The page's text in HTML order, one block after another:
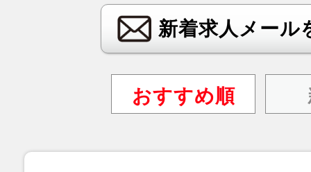
新着求人メール
おすすめ順